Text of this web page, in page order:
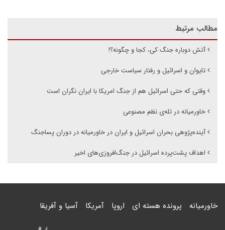
مطالب مرتبط
آتش دوباره جنگ کی، کجا و چگونه؟!
تایوان و اسرائیل و رفتار سیاست خارجی
وقتی که حتی اسرائیل هم از جنگ امریکا با ایران نگران است
خاورمیانه در تله‌ی نظم مصنوعی
آینده‌پژوهی بحران اسرائیل و ایران در خاورمیانه در دوران پساجنگ
اهداف پشت‌پرده اسرائیل در جنگ‌افروزی‌های اخیر
خاورمیانه پرونده هسته ای اروپا آمریکا آسیا و آفریقا